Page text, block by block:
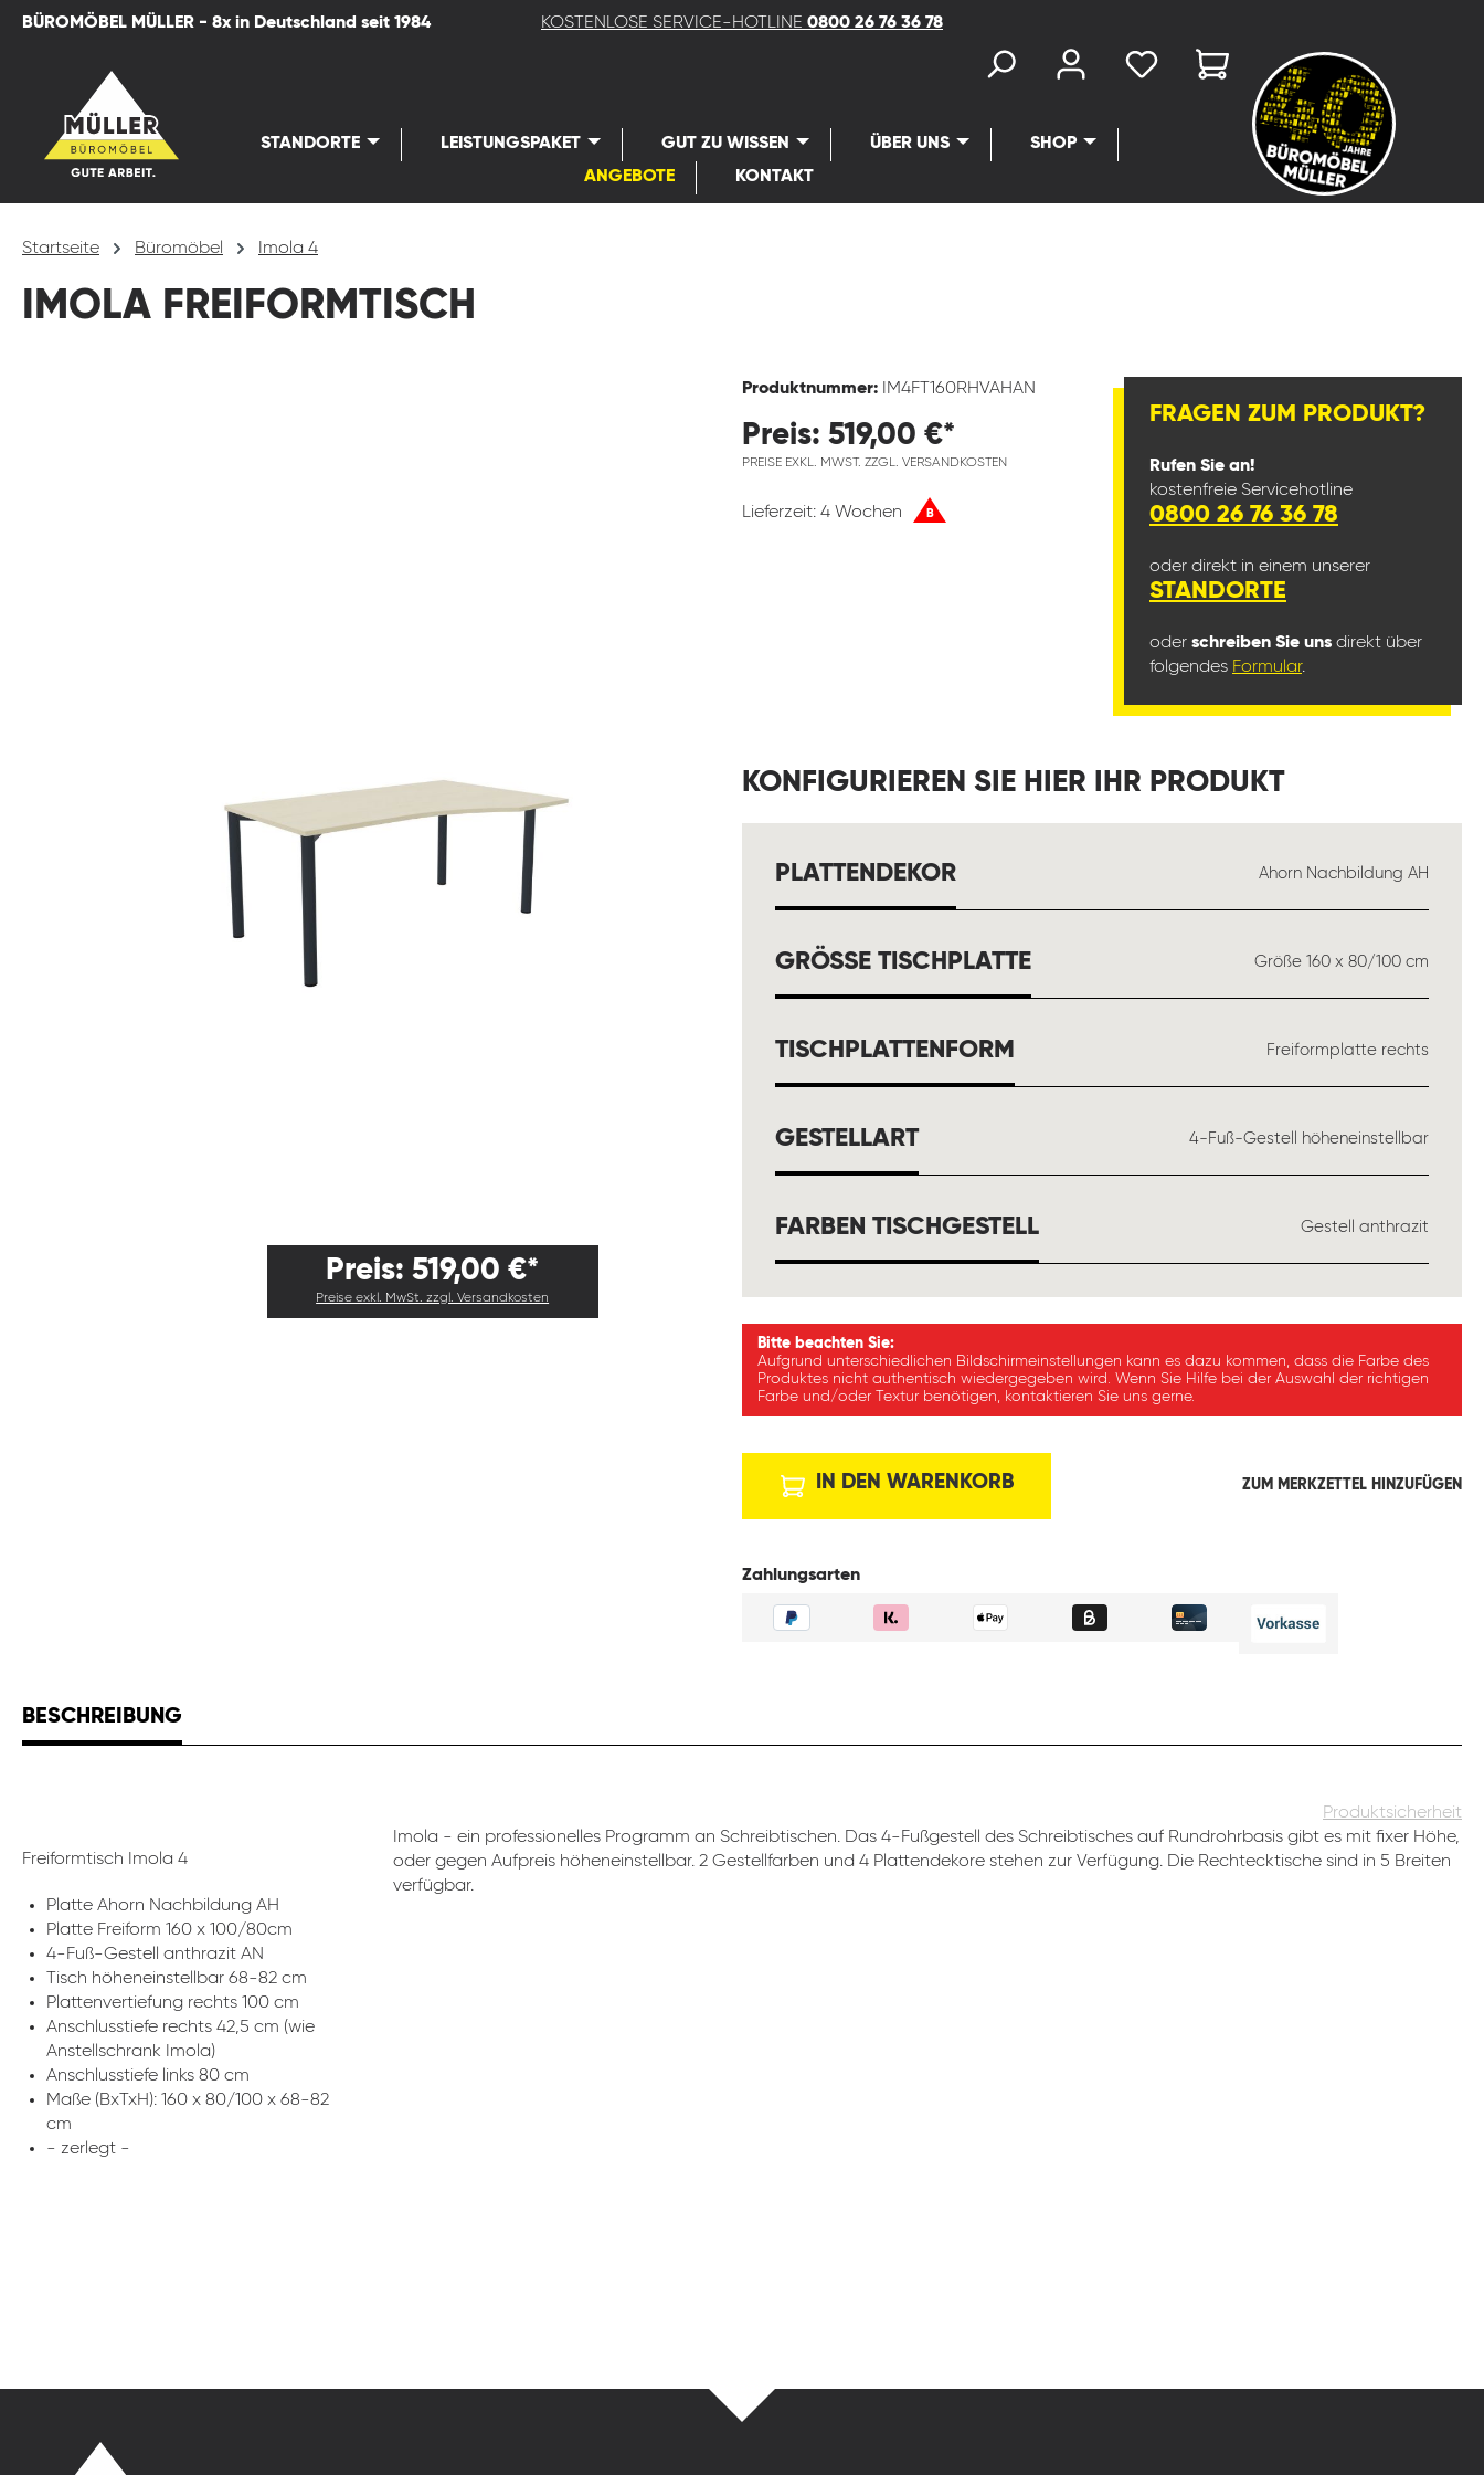
Zur Hauptnavigation springen
BÜROMÖBEL MÜLLER - 8x in Deutschland seit 1984 KOSTENLOSE SERVICE-HOTLINE 0800 26 76 36 78
STANDORTE LEISTUNGSPAKET GUT ZU WISSEN ÜBER UNS
SHOP
ANGEBOTE
KONTAKT
Startseite Büromöbel Imola 4
IMOLA FREIFORMTISCH
Preis: 519,00 €*
Preise exkl. MwSt. zzgl. Versandkosten
Produktnummer: IM4FT160RHVAHAN
Preis: 519,00 €*
PREISE EXKL. MWST. ZZGL. VERSANDKOSTEN
Lieferzeit: 4 Wochen B
FRAGEN ZUM PRODUKT?
Rufen Sie an!
kostenfreie Servicehotline
0800 26 76 36 78
oder direkt in einem unserer
STANDORTE
oder schreiben Sie uns direkt über
folgendes Formular.
KONFIGURIEREN SIE HIER IHR PRODUKT
PLATTENDEKORAUSWÄHLEN Ahorn Nachbildung AH
GRÖSSE TISCHPLATTE AUSWÄHLEN Größe 160 x 80/100 cm
TISCHPLATTENFORM Freiformplatte rechts
GESTELLARTAUSWÄHLEN 4-Fuß-Gestell höheneinstellbar
FARBEN TISCHGESTELLAUSWÄHLEN Gestell anthrazit
Bitte beachten Sie:
Aufgrund unterschiedlichen Bildschirmeinstellungen kann es dazu kommen, dass die Farbe des
Produktes nicht authentisch wiedergegeben wird. Wenn Sie Hilfe bei der Auswahl der richtigen
Farbe und/oder Textur benötigen, kontaktieren Sie uns gerne.
IN DEN WARENKORB ZUM MERKZETTEL HINZUFÜGEN
Zahlungsarten
BESCHREIBUNG
Produktsicherheit
Freiformtisch Imola 4
Platte Ahorn Nachbildung AH
Platte Freiform 160 x 100/80cm
4-Fuß-Gestell anthrazit AN
Tisch höheneinstellbar 68-82 cm
Plattenvertiefung rechts 100 cm
Anschlusstiefe rechts 42,5 cm (wie
Anstellschrank Imola)
Anschlusstiefe links 80 cm
Maße (BxTxH): 160 x 80/100 x 68-82
cm
- zerlegt -
Imola - ein professionelles Programm an Schreibtischen. Das 4-Fußgestell des Schreibtisches auf Rundrohrbasis gibt es mit fixer Höhe,
oder gegen Aufpreis höheneinstellbar. 2 Gestellfarben und 4 Plattendekore stehen zur Verfügung. Die Rechtecktische sind in 5 Breiten
verfügbar.